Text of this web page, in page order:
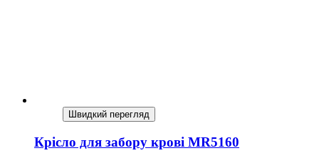
Швидкий перегляд
Крісло для забору крові MR5160